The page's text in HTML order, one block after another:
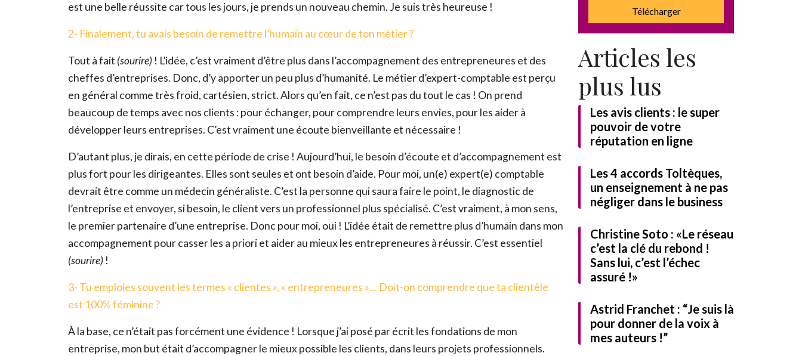
ADOPTE TON RÉSEAU
Envie d’en savoir plus sur les réseaux ? Télécharge GRATUITEMENT notre guide
Prénom
est une belle réussite car tous les jours, je prends un nouveau chemin. Je suis très heureuse !
2- Finalement, tu avais besoin de remettre l’humain au cœur de ton métier ?
Tout à fait (sourire) ! L’idée, c’est vraiment d’être plus dans l’accompagnement des entrepreneures et des
cheffes d’entreprises. Donc, d’y apporter un peu plus d’humanité. Le métier d’expert-comptable est perçu
en général comme très froid, cartésien, strict. Alors qu’en fait, ce n’est pas du tout le cas ! On prend
beaucoup de temps avec nos clients : pour échanger, pour comprendre leurs envies, pour les aider à
développer leurs entreprises. C’est vraiment une écoute bienveillante et nécessaire !
D’autant plus, je dirais, en cette période de crise ! Aujourd’hui, le besoin d’écoute et d’accompagnement est
plus fort pour les dirigeantes. Elles sont seules et ont besoin d’aide. Pour moi, un(e) expert(e) comptable
devrait être comme un médecin généraliste. C’est la personne qui saura faire le point, le diagnostic de
l’entreprise et envoyer, si besoin, le client vers un professionnel plus spécialisé. C’est vraiment, à mon sens,
le premier partenaire d’une entreprise. Donc pour moi, oui ! L’idée était de remettre plus d’humain dans mon
accompagnement pour casser les a priori et aider au mieux les entrepreneures à réussir. C’est essentiel
(sourire) !
3- Tu emploies souvent les termes « clientes », « entrepreneures »… Doit-on comprendre que ta clientèle
est 100% féminine ?
À la base, ce n’était pas forcément une évidence ! Lorsque j’ai posé par écrit les fondations de mon
entreprise, mon but était d’accompagner le mieux possible les clients, dans leurs projets professionnels.
Télécharger
Articles les
plus lus
Les avis clients : le super
pouvoir de votre
réputation en ligne
Les 4 accords Toltèques,
un enseignement à ne pas
négliger dans le business
Christine Soto : «Le réseau
c’est la clé du rebond !
Sans lui, c’est l’échec
assuré !»
Astrid Franchet : “Je suis là
pour donner de la voix à
mes auteurs !”